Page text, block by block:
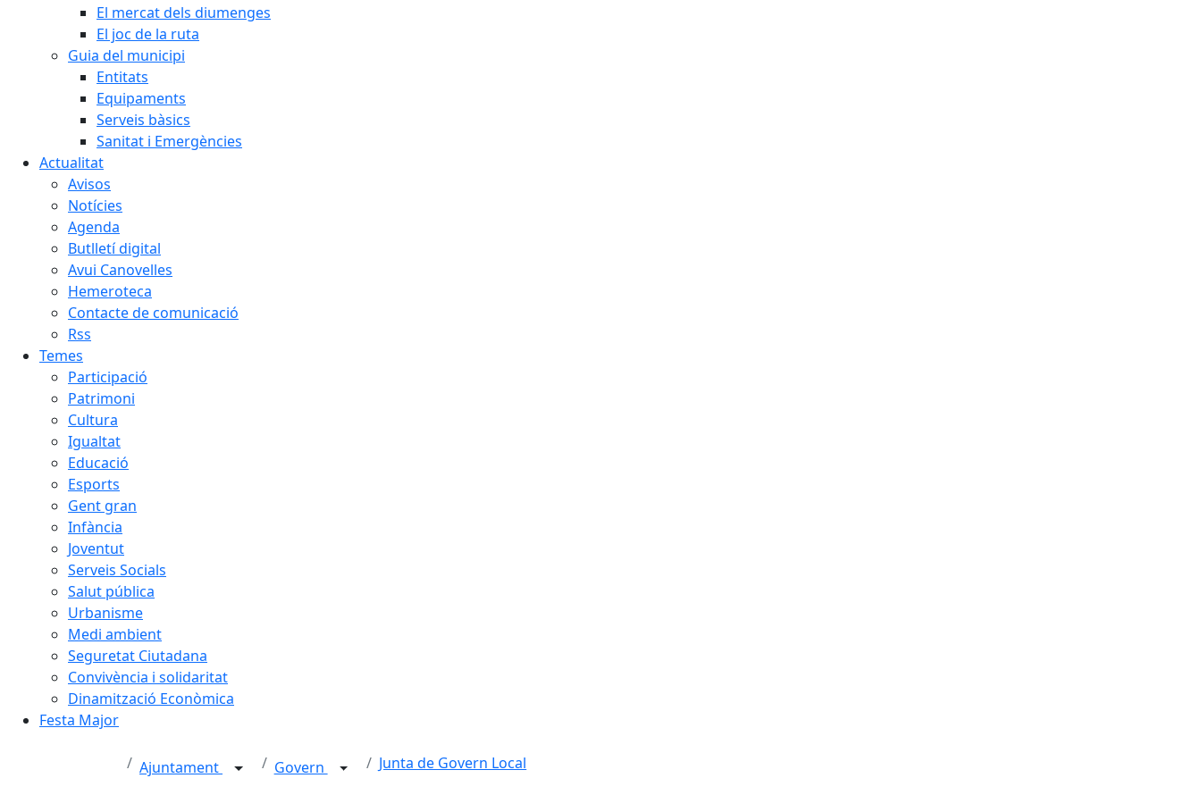
El mercat dels diumenges
El joc de la ruta
Guia del municipi
Entitats
Equipaments
Serveis bàsics
Sanitat i Emergències
Actualitat
Avisos
Notícies
Agenda
Butlletí digital
Avui Canovelles
Hemeroteca
Contacte de comunicació
Rss
Temes
Participació
Patrimoni
Cultura
Igualtat
Educació
Esports
Gent gran
Infància
Joventut
Serveis Socials
Salut pública
Urbanisme
Medi ambient
Seguretat Ciutadana
Convivència i solidaritat
Dinamització Econòmica
Festa Major
Ajuntament Govern Junta de Govern Local